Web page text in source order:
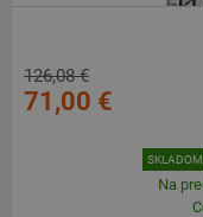
126,08 €
71,00 €
SKLADOM
Na